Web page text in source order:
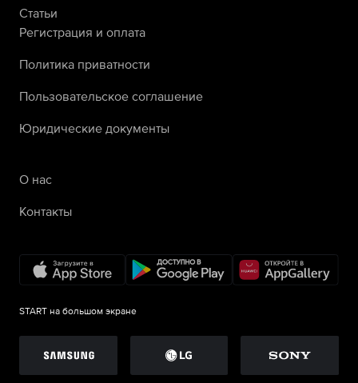
Статьи
Регистрация и оплата
Политика приватности
Пользовательское соглашение
Юридические документы
О нас
Контакты
START на большом экране